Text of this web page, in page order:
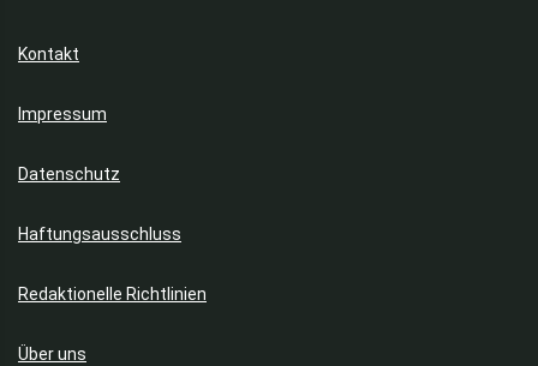
Kontakt
Impressum
Datenschutz
Haftungsausschluss
Redaktionelle Richtlinien
Über uns